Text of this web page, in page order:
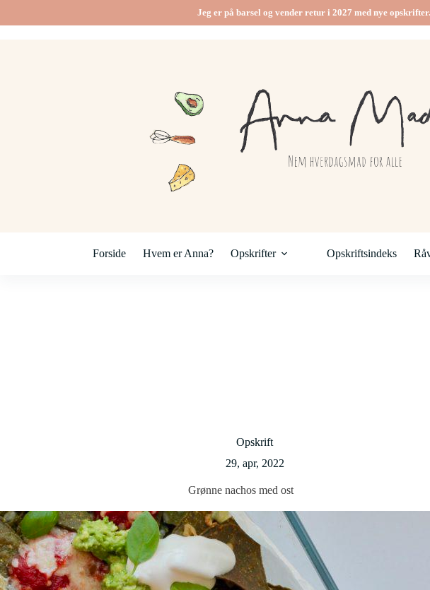
Jeg er på barsel og vender retur i 2027 med nye
Forside Hvem er Anna? Opskrifter Opskriftsindeks
Opskrift
29, apr, 2022
Grønne nachos med ost